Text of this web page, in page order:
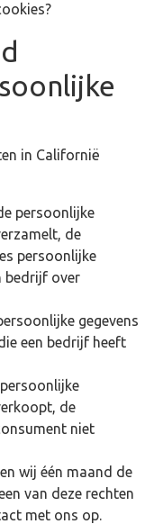
in Californië
persoonlijke
de
persoonlijke
bedrijf over
gegevens
een bedrijf heeft
de
niet
wij één maand de
van deze rechten
met ons op.